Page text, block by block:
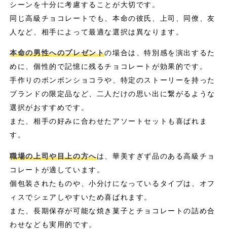
シーンを十分に考慮することが大切です。
同じ高級チョコレートでも、本命の彼氏、上司、同僚、友
人など、相手によって最適な選択は異なります。
本命の男性へのプレゼントの場合は、特別感を演出するた
めに、個性的で記憶に残るチョコレートが効果的です。
手作りのボンボンショコラや、特定のストーリーを持った
ブランドの限定品など、二人だけの思い出に繋がるような
選択がおすすめです。
また、相手の好みに合わせたアソートセットも喜ばれま
す。
職場の上司や目上の方へは、華美すぎず品のある高級チョ
コレートが適しています。
個包装されたものや、小分けになっているタイプは、オフ
ィスでシェアしやすいため喜ばれます。
また、長期保存が可能な焼き菓子とチョコレートの詰め合
わせなども実用的です。